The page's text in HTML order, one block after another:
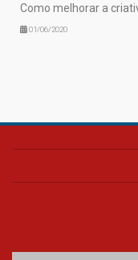
Como melhorar a
01/06/2020